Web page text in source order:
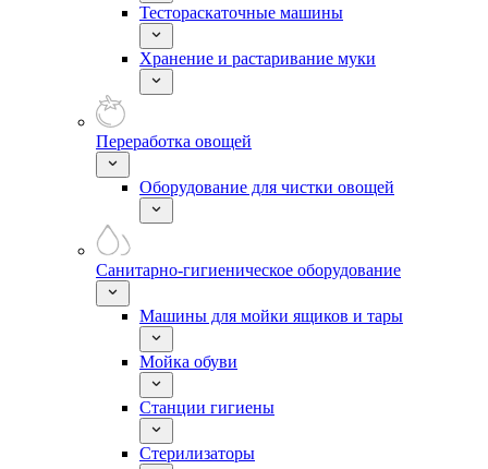
Тестораскаточные машины
Хранение и растаривание муки
Переработка овощей
Оборудование для чистки овощей
Санитарно-гигиеническое оборудование
Машины для мойки ящиков и тары
Мойка обуви
Станции гигиены
Стерилизаторы